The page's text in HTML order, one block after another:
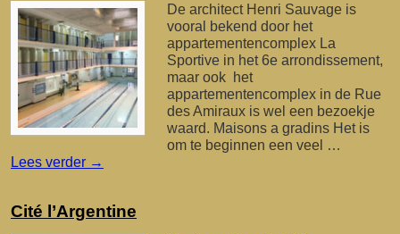
De architect Henri Sauvage is
vooral bekend door het
appartementencomplex La
Sportive in het 6e arrondissement,
maar ook het
appartementencomplex in de Rue
des Amiraux is wel een bezoekje
waard. Maisons a gradins Het is
om te beginnen een veel …
Lees verder →
Cité l’Argentine